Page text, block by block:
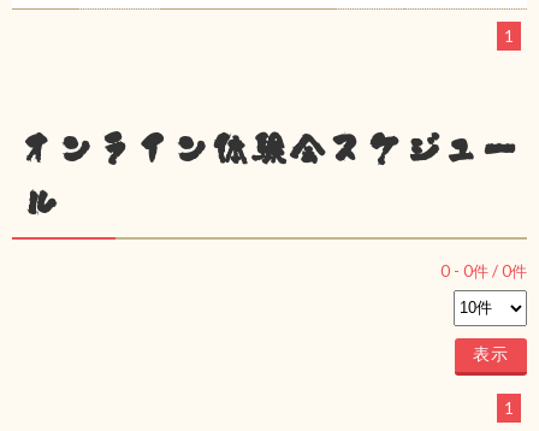
1
オンライン体験会スケジュー
ル
0 - 0件 /0件
1